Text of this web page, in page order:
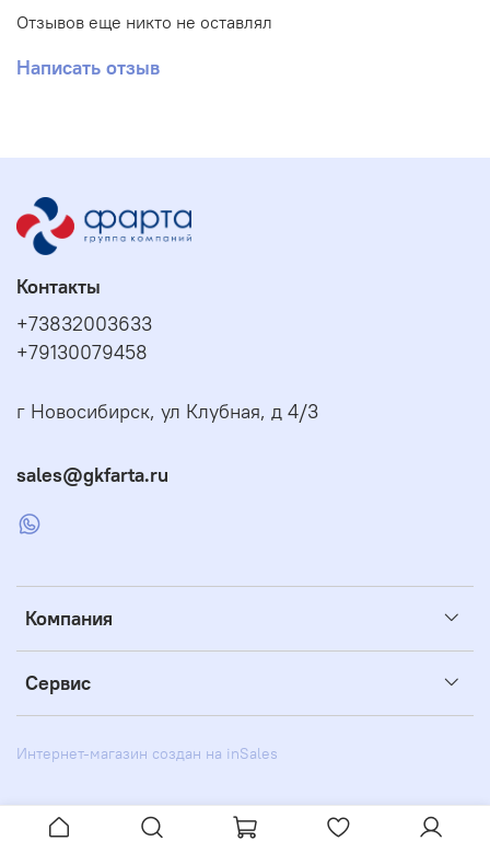
Отзывов еще никто не оставлял
Написать отзыв
Компания
Сервис
Контакты
+73832003633
+79130079458
г Новосибирск, ул Клубная, д 4/3
sales@gkfarta.ru
Интернет-магазин создан на inSales